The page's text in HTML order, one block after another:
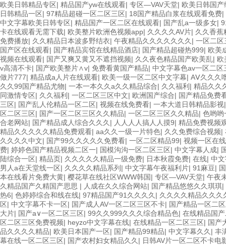
欧美日韩精品专区| 精品国产yw在线观看| 专区—VAV天堂| 欧美日韩国
日韩精品一区| 97精品超碰一区二区三区| 18国产精品白浆在线观看免费|
中文字幕欧美日韩专区| 精品国产一区二区在线观看| 国产乱a一级多女|
卡在线观看无需下载| 欧美整片欧洲色视频app| 久久久久AV片| 久久香蕉
免费播放| 久久精品日本波多野结衣| 午夜精品久久久久久久久 | 一区二区
国产区在线观看| 国产精品宾馆在线精品酒店| 国产精品超碰热999| 欧美
视频在线观看| 国产又爽又黄又不遮挡视频| 久久夜色精品国产欧美乱| 欧
v高清不卡| 国产欧美整片∧v| 免费看黄国产精品| 中文字幕色av一区二
做片777| 精品成a人片在线观看| 欧美一级一区二区中文字幕| AⅤ久久久
久久99国产精品尤物| 一本一本久久a久久精品综合| 久久福利 | 精品久久
同激情专区| 久久福利 | 一区二区三区中文| 欧洲国产综合| 国产精品免费
三区| 国产乱人伦精品一区二区| 视频在线免费看| 一本大道日韩精品影视
区二区三区| 国产一区二区三区久久精品| 一区二区三区久久精品| 色哟哟
合老网站| 国产精品成人综合久久久 | 人人人人搞人人摸9| 精品免费视频
精品久久久久久精品免费观看| aa久久一级一片特色| 久久免费综合视频|
久久久久中文| 国产99久久久久久免费看| 一区二区精品99| 视频一区在
费| 婷婷色国产精品视频二区一| 国模沟沟一区二区三区| 中文字幕人成|
陆综合一区| 精品页| 久久久久久精品一级免费| 日本秋霞免费| 在线| 中
男人a在天堂线一区| 久久久久精品系列 | 中文字幕午夜福利片| 91麻豆|
本在线看片免费大黄| 樱花草在线社区WWW韩国| 专区—VAV天堂| 午夜
久精品国产久精国产思思 | 人成在久久综合网站| 国产精品悠悠久久琪琪|
热6| 色婷婷综合和线在线| 97精品国产91久久久久 | 久久久久精品久久久
区| 中文字幕不卡一区| 国产成人AV一区二区三区不卡| 国产精品一区二
大片| 国产a∨一区二区三区| 99久久999久久久综合精品色| 在线精品国
区二区三区免费视频| heyzo中文字幕在线| 在线精品一区二区三区| 国产
品久久久久精品| 欧美日本国产一区| 国产精品99精品| 中文字幕久久 | 丰
幕在线一区二区三区| 国产农村妇女精品久久 | 日韩AV片一区二区不卡电